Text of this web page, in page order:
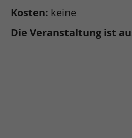
Kosten: keine
Die Veranstaltung ist